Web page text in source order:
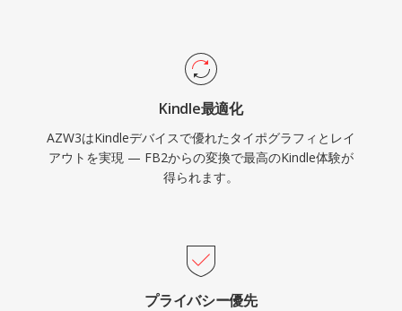
Kindle最適化
AZW3はKindleデバイスで優れたタイポグラフィとレイ
アウトを実現 — FB2からの変換で最高のKindle体験が
得られます。
プライバシー優先